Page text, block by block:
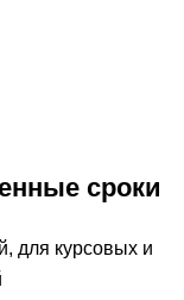
сроки
для курсовых и